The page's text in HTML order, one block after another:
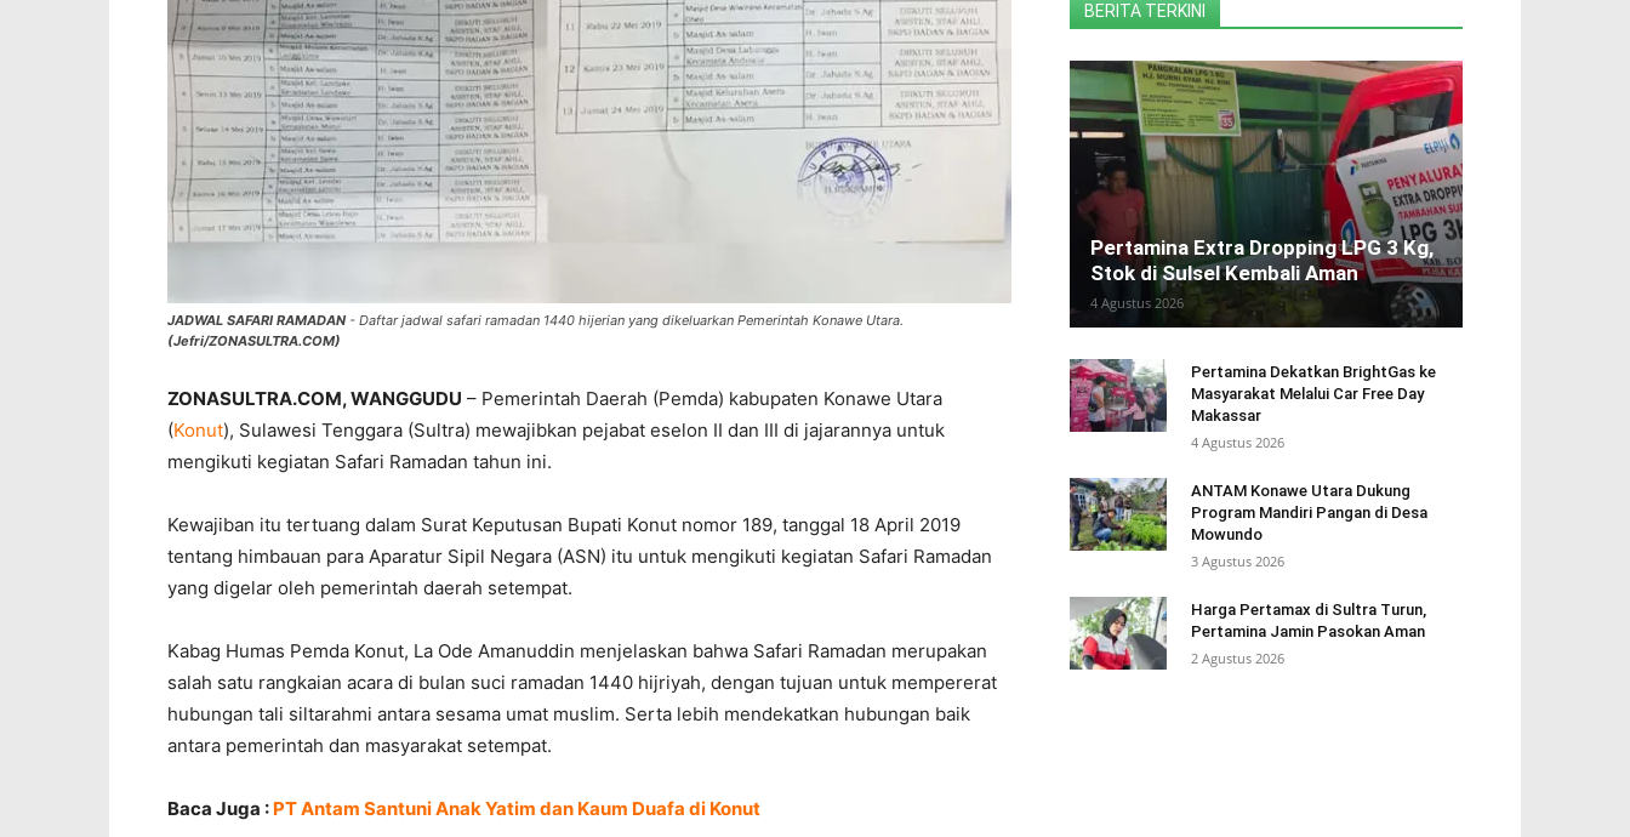
JADWAL SAFARI RAMADAN - Daftar jadwal safari ramadan 1440 hijerian yang dikeluarkan Pemerintah Konawe Utara.
(Jefri/ZONASULTRA.COM)
ZONASULTRA.COM, WANGGUDU – Pemerintah Daerah (Pemda) kabupaten Konawe Utara
(Konut), Sulawesi Tenggara (Sultra) mewajibkan pejabat eselon II dan III di jajarannya untuk
mengikuti kegiatan Safari Ramadan tahun ini.
Kewajiban itu tertuang dalam Surat Keputusan Bupati Konut nomor 189, tanggal 18 April 2019
tentang himbauan para Aparatur Sipil Negara (ASN) itu untuk mengikuti kegiatan Safari Ramadan
yang digelar oleh pemerintah daerah setempat.
Kabag Humas Pemda Konut, La Ode Amanuddin menjelaskan bahwa Safari Ramadan merupakan
salah satu rangkaian acara di bulan suci ramadan 1440 hijriyah, dengan tujuan untuk mempererat
hubungan tali siltarahmi antara sesama umat muslim. Serta lebih mendekatkan hubungan baik
antara pemerintah dan masyarakat setempat.
Baca Juga : PT Antam Santuni Anak Yatim dan Kaum Duafa di Konut
BERITA TERKINI
Pertamina Extra Dropping LPG 3 Kg,
Stok di Sulsel Kembali Aman
4 Agustus 2026
Pertamina Dekatkan BrightGas ke
Masyarakat Melalui Car Free Day
Makassar
4 Agustus 2026
ANTAM Konawe Utara Dukung
Program Mandiri Pangan di Desa
Mowundo
3 Agustus 2026
Harga Pertamax di Sultra Turun,
Pertamina Jamin Pasokan Aman
2 Agustus 2026